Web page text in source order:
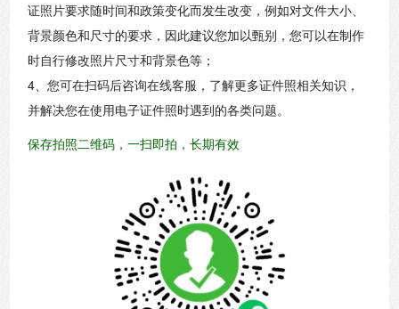
证照片要求随时间和政策变化而发生改变，例如对文件大小、
背景颜色和尺寸的要求，因此建议您加以甄别，您可以在制作
时自行修改照片尺寸和背景色等；
4、您可在扫码后咨询在线客服，了解更多证件照相关知识，
并解决您在使用电子证件照时遇到的各类问题。
保存拍照二维码，一扫即拍，长期有效